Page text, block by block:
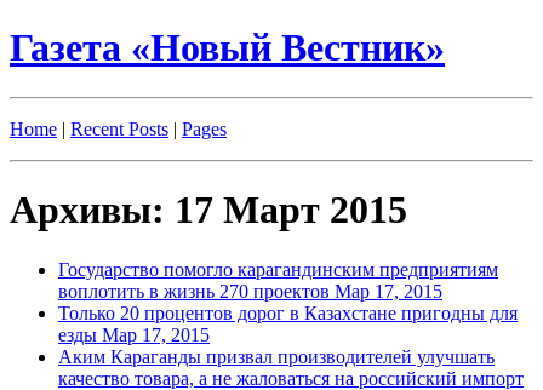
Газета «Новый Вестник»
Home | Recent Posts | Pages
Архивы: 17 Март 2015
Государство помогло карагандинским предприятиям
воплотить в жизнь 270 проектов Мар 17, 2015
Только 20 процентов дорог в Казахстане пригодны для
езды Мар 17, 2015
Аким Караганды призвал производителей улучшать
качество товара, а не жаловаться на российский импорт